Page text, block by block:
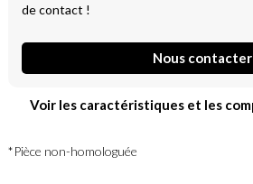
de contact !
Nous contacter
Voir les caractéristiques et les
*Pièce non-homologuée